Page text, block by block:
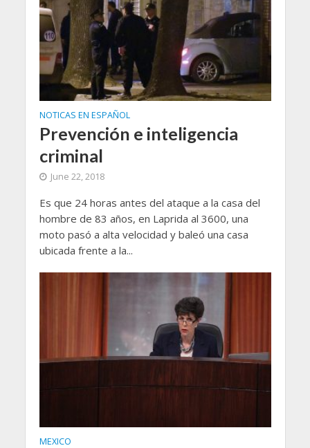
NOTICAS EN ESPAÑOL
Prevención e inteligencia
criminal
June 22, 2018
Es que 24 horas antes del ataque a la casa del
hombre de 83 años, en Laprida al 3600, una
moto pasó a alta velocidad y baleó una casa
ubicada frente a la...
MEXICO